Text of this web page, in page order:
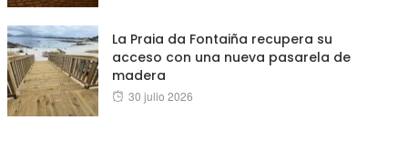
La Praia da Fontaiña recupera su
acceso con una nueva pasarela de
madera
Posted
30 julio 2026